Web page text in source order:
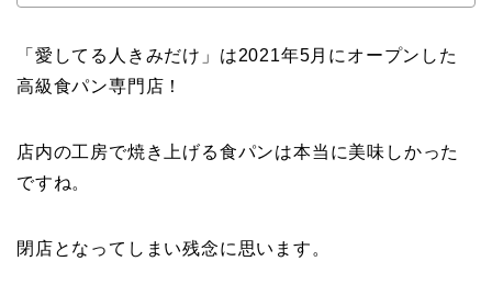
「愛してる人きみだけ」は2021年5月にオープンした
高級食パン専門店！
店内の工房で焼き上げる食パンは本当に美味しかった
ですね。
閉店となってしまい残念に思います。